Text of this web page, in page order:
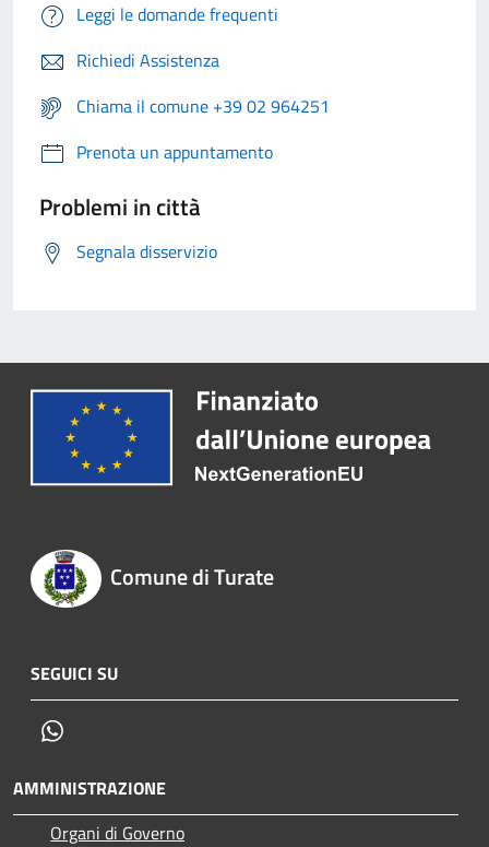
Leggi le domande frequenti
Richiedi Assistenza
Chiama il comune +39 02 964251
Prenota un appuntamento
Problemi in città
Segnala disservizio
Comune di Turate
SEGUICI SU
AMMINISTRAZIONE
Organi di Governo